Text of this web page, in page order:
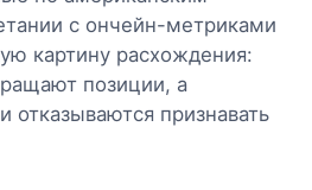
с ончейн-метриками
картину расхождения:
позиции, а
отказываются признавать